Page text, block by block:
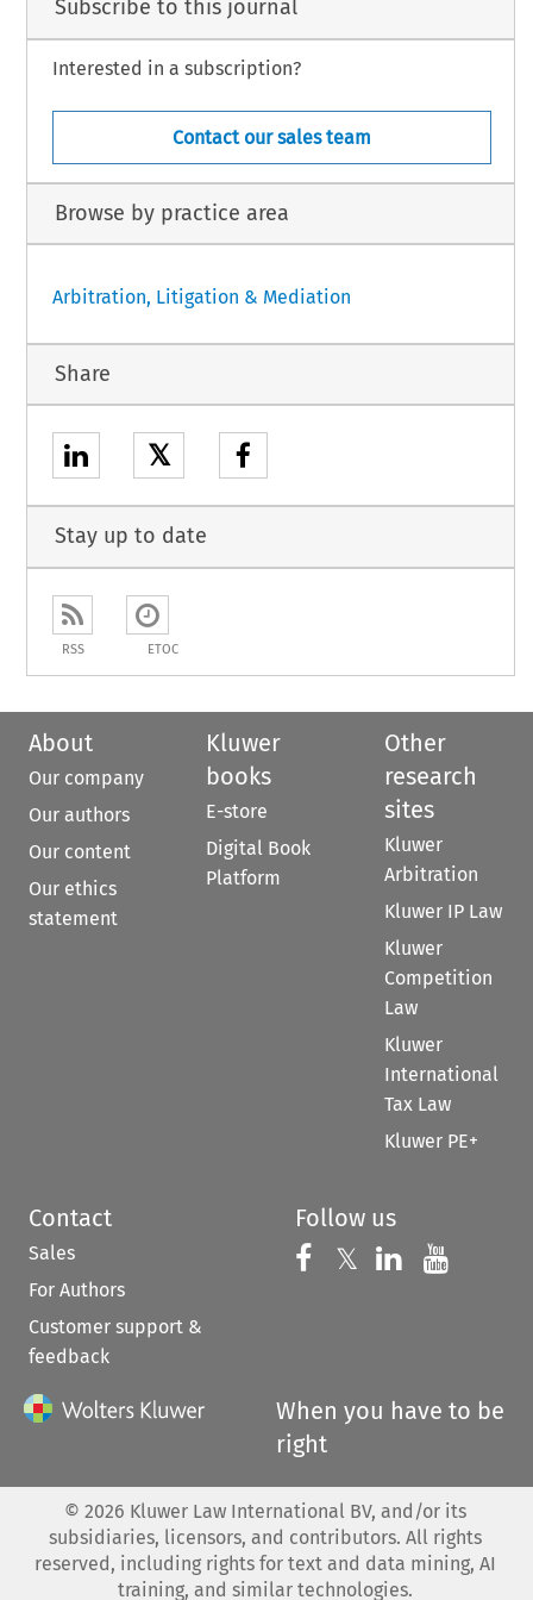
Subscribe to this journal
Interested in a subscription?
Contact our sales team
Browse by practice area
Arbitration, Litigation & Mediation
Share
𝕏
Stay up to date
RSS ETOC
About
Our company
Our authors
Our content
Our ethics
statement
Kluwer
books
E-store
Digital Book
Platform
Other
research
sites
Kluwer
Arbitration
Kluwer IP Law
Kluwer
Competition
Law
Kluwer
International
Tax Law
Kluwer PE+
Contact
Sales
For Authors
Customer support &
feedback
Follow us
Follow us on
𝕏 Follow us on
Follow us
When you have to be
right
© 2026 Kluwer Law International BV, and/or its
subsidiaries, licensors, and contributors. All rights
reserved, including rights for text and data mining, AI
training, and similar technologies.